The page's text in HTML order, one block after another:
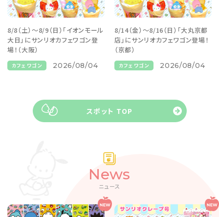
8/8（土）～8/9（日）「イオンモール
大日」にサンリオカフェワゴン登
場！（大阪）
カフェワゴン 2026/08/04
8/14（金）～8/16（日）「大丸京都
店」にサンリオカフェワゴン登場！
（京都）
カフェワゴン 2026/08/04
スポット TOP
News
ニュース